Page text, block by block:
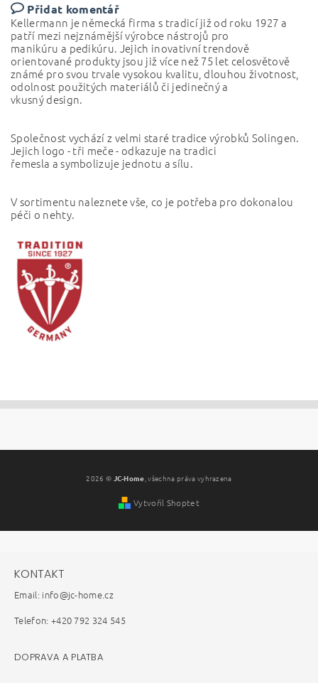
Přidat komentář
Kellermann je německá firma s tradicí již od roku 1927 a
patří mezi nejznámější výrobce nástrojů pro
manikúru a pedikúru. Jejich inovativní trendově
orientované produkty jsou již více než 75 let celosvětově
známé pro svou trvale vysokou kvalitu, dlouhou životnost,
odolnost použitých materiálů či jedinečný a
vkusný design.
Společnost vychází z velmi staré tradice výrobků Solingen.
Jejich logo - tři meče - odkazuje na tradici
řemesla a symbolizuje jednotu a sílu.
V sortimentu naleznete vše, co je potřeba pro dokonalou
péči o nehty.
2026 © JC-Home , všechna práva vyhrazena
Vytvořil Shoptet
KONTAKT
Email: info@jc-home.cz
Telefon: +420 792 324 545
DOPRAVA A PLATBA